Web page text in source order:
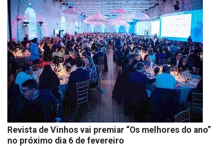
Revista de Vinhos vai premiar “Os melhores do ano”
no próximo dia 6 de fevereiro